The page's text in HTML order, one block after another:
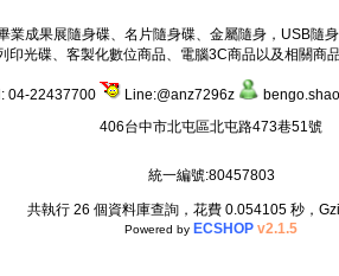
成果展隨身碟、名片隨身碟、金屬隨身，USB隨
光碟、客製化數位商品、電腦3C商品以及相關商
04-22437700 Line:@anz7296z
406台中市北屯區北屯路473巷51號
統一編號:80457803
共執行 26 個資料庫查詢，花費 0.054105 秒，
Powered by ECSHOP v2.1.5